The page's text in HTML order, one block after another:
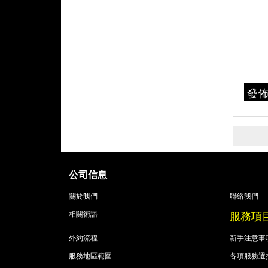
發
公司信息
關於我們
聯絡我們
相關術語
服務項
外約流程
新手注意事
服務地區範圍
各項服務選